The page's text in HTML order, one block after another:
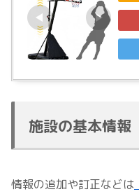
施設の基本情報
情報の追加や訂正などは